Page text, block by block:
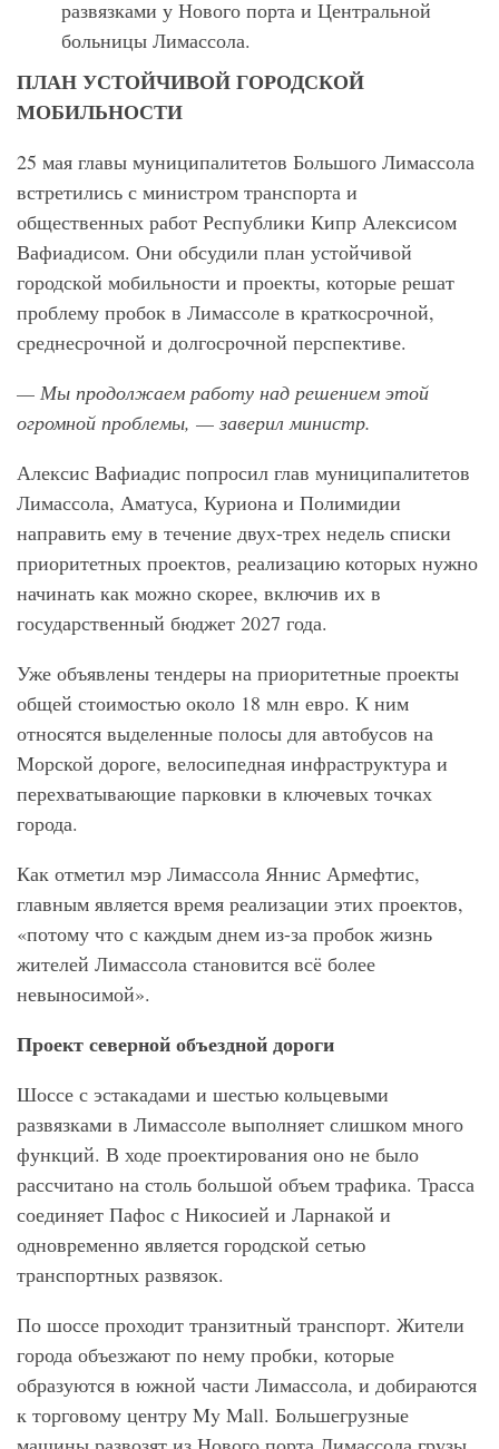
развязками у Нового порта и Центральной
больницы Лимассола.
ПЛАН УСТОЙЧИВОЙ ГОРОДСКОЙ
МОБИЛЬНОСТИ
25 мая главы муниципалитетов Большого Лимассола
встретились с министром транспорта и
общественных работ Республики Кипр Алексисом
Вафиадисом. Они обсудили план устойчивой
городской мобильности и проекты, которые решат
проблему пробок в Лимассоле в краткосрочной,
среднесрочной и долгосрочной перспективе.
— Мы продолжаем работу над решением этой
огромной проблемы, — заверил министр.
Алексис Вафиадис попросил глав муниципалитетов
Лимассола, Аматуса, Куриона и Полимидии
направить ему в течение двух-трех недель списки
приоритетных проектов, реализацию которых нужно
начинать как можно скорее, включив их в
государственный бюджет 2027 года.
Уже объявлены тендеры на приоритетные проекты
общей стоимостью около 18 млн евро. К ним
относятся выделенные полосы для автобусов на
Морской дороге, велосипедная инфраструктура и
перехватывающие парковки в ключевых точках
города.
Как отметил мэр Лимассола Яннис Армефтис,
главным является время реализации этих проектов,
«потому что с каждым днем из-за пробок ​​жизнь
жителей Лимассола становится всё более
невыносимой».
Проект северной объездной дороги
Шоссе с эстакадами и шестью кольцевыми
развязками в Лимассоле выполняет слишком много
функций. В ходе проектирования оно не было
рассчитано на столь большой объем трафика. Трасса
соединяет Пафос с Никосией и Ларнакой и
одновременно является городской сетью
транспортных развязок.
По шоссе проходит транзитный транспорт. Жители
города объезжают по нему пробки, которые
образуются в южной части Лимассола, и добираются
к торговому центру My Mall. Большегрузные